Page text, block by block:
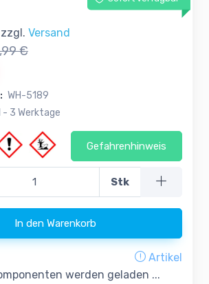
zzgl. Versand
€
WH-5189
- 3 Werktage
Gefahrenhinweis
Stk
In den Warenkorb
Artikel
werden geladen ...